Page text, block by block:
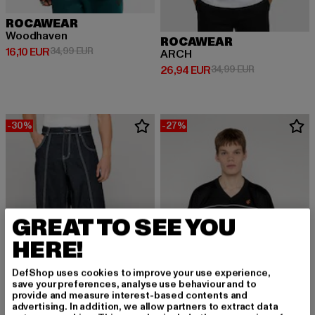
ROCAWEAR
Woodhaven
16,10 EUR
Derzeitiger Preis: 16,10 EUR
34,99 EURAktionspreis: 34,99 EUR
ROCAWEAR
ARCH
26,94 EUR
Derzeitiger Preis: 26,94 EUR
34,99 EURAktionspreis:
-30% -27%
GREAT TO SEE YOU
HERE!
DefShop uses cookies to improve your use experience,
save your preferences, analyse use behaviour and to
provide and measure interest-based contents and
advertising. In addition, we allow partners to extract data